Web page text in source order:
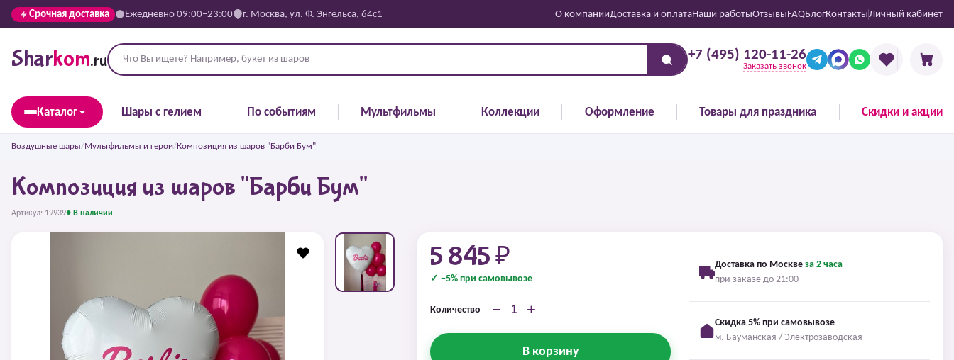
Срочная доставка Ежедневно 09:00–23:00 г. Москва, ул. Ф. Энгельса, 64с1 О компанииДоставка и оплатаНаши работыОтзывыFAQБлогКонтактыЛичный кабинет
Sharkom.ru +7 (495) 120-11-26
Заказать звонок
Каталог Шары с гелием По событиям Мультфильмы Коллекции Оформление Товары для праздника Скидки и акции
Воздушные шары/Мультфильмы и герои/Композиция из шаров "Барби Бум"
Композиция из шаров "Барби Бум"
Артикул: 19939● В наличии
5 845 ₽
✓ −5% при самовывозе
Количество − +
В корзину
Доставка по Москве за 2 часа
при заказе до 21:00
Скидка 5% при самовывозе
м. Бауманская / Электрозаводская